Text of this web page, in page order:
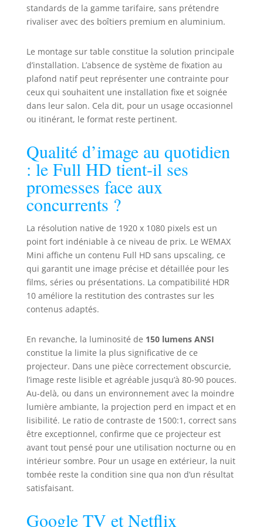
immersif avec volume réglable,
réduction du bruit et
expérience de visionnage sans
distraction. 【Compatibilité
universelle & connectivité
professionnelle】
HDMI/USB/Bluetooth 5.0/Wi-Fi
double bande : Connectez Xbox,
2,4GHz/5GHz pour un streaming
sans mise en mémoire tampon. La
fonctionnalité Bluetooth permet
un couplage facile des
écouteurs/enceintes sans fil.
familiale, un marathon de jeux ou
une soirée cinéma en plein air !
【Design élégant, conçu pour
durer】Moteur optique fermé anti-
poussière : Pas de maintenance
compliquée ! Conception
durée de vie tout en s'intégrant
modernes. Taille compacte et style
minimaliste apportant une touche
d'élégance à toute pièce.
【Automatisation intelligente &
installation sans tracas】Mise au
point automatique + correction
trapézoïdale : Pas de réglages
manuels nécessaires ! Le mini
projecteur s'ajuste
automatiquement pour une
alignement parfait, évite les
obstacles et ajuste précisément
l'image. 2 Go de RAM + 16 Go de
Performances fluides pour le
standards de la gamme tarifaire, sans prétendre
rivaliser avec des boîtiers premium en aluminium.
Le montage sur table constitue la solution principale
d’installation. L’absence de système de fixation au
plafond natif peut représenter une contrainte pour
ceux qui souhaitent une installation fixe et soignée
dans leur salon. Cela dit, pour un usage occasionnel
ou itinérant, le format reste pertinent.
Qualité d’image au quotidien
: le Full HD tient-il ses
promesses face aux
concurrents ?
La résolution native de 1920 x 1080 pixels est un
point fort indéniable à ce niveau de prix. Le WEMAX
Mini affiche un contenu Full HD sans upscaling, ce
qui garantit une image précise et détaillée pour les
films, séries ou présentations. La compatibilité HDR
10 améliore la restitution des contrastes sur les
contenus adaptés.
En revanche, la luminosité de 150 lumens ANSI
constitue la limite la plus significative de ce
projecteur. Dans une pièce correctement obscurcie,
l’image reste lisible et agréable jusqu’à 80-90 pouces.
Au-delà, ou dans un environnement avec la moindre
lumière ambiante, la projection perd en impact et en
lisibilité. Le ratio de contraste de 1500:1, correct sans
être exceptionnel, confirme que ce projecteur est
avant tout pensé pour une utilisation nocturne ou en
intérieur sombre. Pour un usage en extérieur, la nuit
tombée reste la condition sine qua non d’un résultat
satisfaisant.
Google TV et Netflix